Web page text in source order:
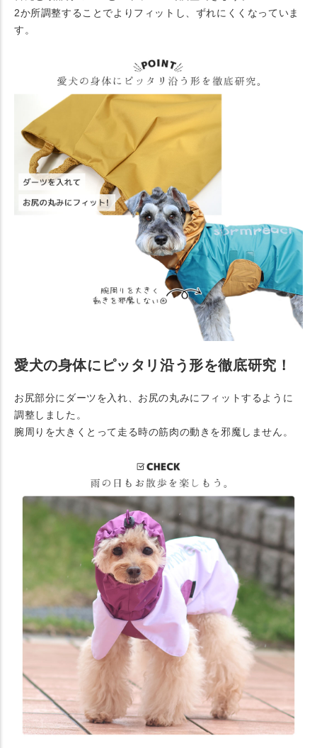
2か所調整することでよりフィットし、ずれにくくなっていま
す。
愛犬の身体にピッタリ沿う形を徹底研究！
お尻部分にダーツを入れ、お尻の丸みにフィットするように
調整しました。
腕周りを大きくとって走る時の筋肉の動きを邪魔しません。